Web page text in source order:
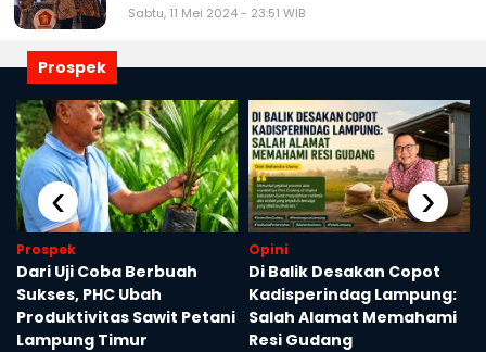
Sabtu, 11 Mei 2024 - 23:51 WIB
Prospek
Prospek
Dari Uji Coba Berbuah
Sukses, PHC Ubah
Produktivitas Sawit Petani
Lampung Timur
Opini
Di Balik Desakan Copot
Kadisperindag Lampung:
Salah Alamat Memahami
Resi Gudang
‹ ›